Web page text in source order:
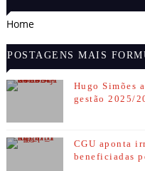
Home
POSTAGENS MAIS
VISITADAS
Hugo Simões
gestão 2025/
CGU aponta
beneficiadas